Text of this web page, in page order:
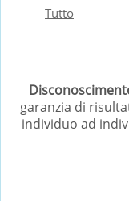
Tutto
garanzia di
individuo ad